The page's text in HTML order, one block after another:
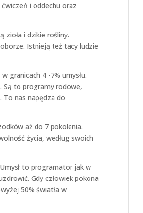
ćwiczeń i oddechu oraz
zioła i dzikie rośliny.
Istnieją też tacy ludzie
granicach 4 -7% umysłu.
Są to programy rodowe,
nas napędza do
aż do 7 pokolenia.
życia, według swoich
to programator jak w
Gdy człowiek pokona
50% światła w